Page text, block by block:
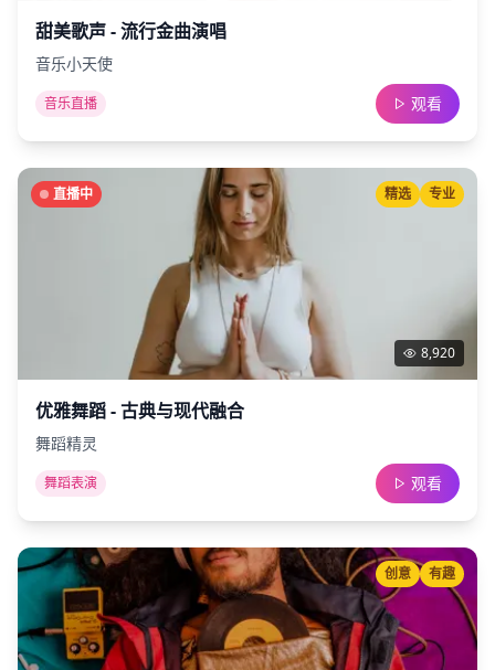
甜美歌声 - 流行金曲演唱
音乐小天使
音乐直播 观看
直播中
8,920
精选 专业
优雅舞蹈 - 古典与现代融合
舞蹈精灵
舞蹈表演 观看
创意 有趣